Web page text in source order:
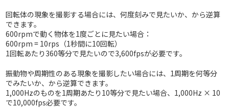
回転体の現象を撮影する場合には、何度刻みで見たいか、から逆算
できます。
600rpmで動く物体を1度ごとに見たい場合：
600rpm = 10rps（1秒間に10回転）
1回転あたり360等分で見たいので3,600fpsが必要です。
振動物や周期性のある現象を撮影したい場合には、1周期を何等分
でみたいか、から逆算できます。
1,000Hzのものを1周期あたり10等分で見たい場合、1,000Hz × 10
で10,000fps必要です。